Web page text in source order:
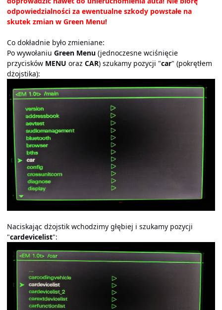
odpowiedzialności za ewentualne szkody powstałe na
skutek zmian w Green Menu!
Co dokładnie było zmieniane:
Po wywołaniu Green Menu (jednoczesne wciśnięcie
przycisków MENU oraz CAR) szukamy pozycji "car" (pokrętłem
dżojstika):
Naciskając dżojstik wchodzimy głębiej i szukamy pozycji
"cardevicelist":